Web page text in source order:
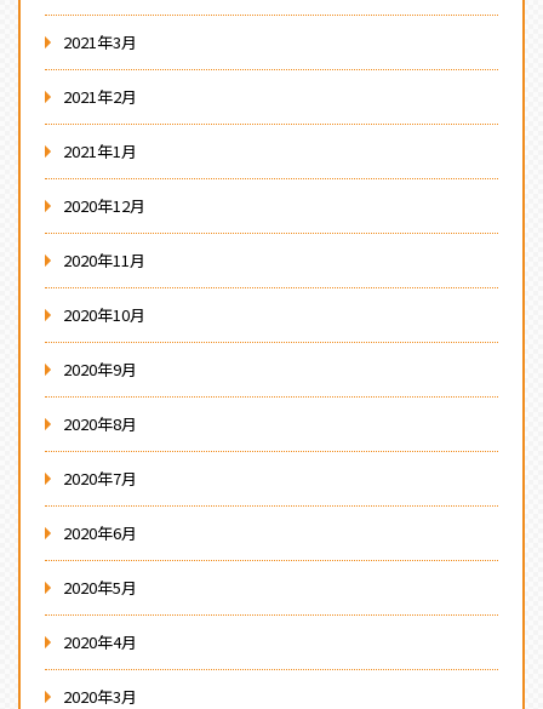
2021年3月
2021年2月
2021年1月
2020年12月
2020年11月
2020年10月
2020年9月
2020年8月
2020年7月
2020年6月
2020年5月
2020年4月
2020年3月